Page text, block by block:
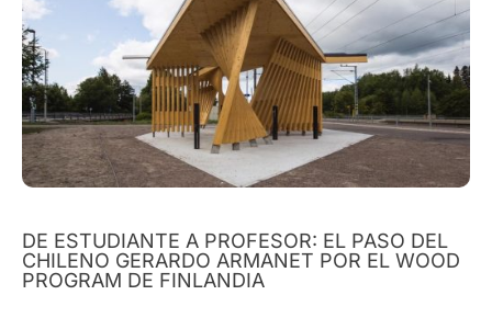
DE ESTUDIANTE A PROFESOR: EL PASO DEL
CHILENO GERARDO ARMANET POR EL WOOD
PROGRAM DE FINLANDIA